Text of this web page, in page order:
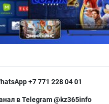
+7 771 228 04 01
в Telegram @kz365info